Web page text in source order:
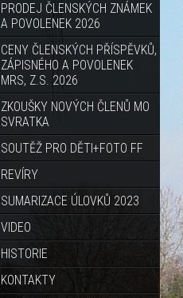
PRODEJ ČLENSKÝCH ZNÁMEK
A POVOLENEK 2026
CENY ČLENSKÝCH PŘÍSPĚVKŮ,
ZÁPISNÉHO A POVOLENEK
MRS, Z.S. 2026
ZKOUŠKY NOVÝCH ČLENŮ MO
SVRATKA
SOUTĚŽ PRO DĚTI+FOTO FF
REVÍRY
SUMARIZACE ÚLOVKŮ 2023
VIDEO
HISTORIE
KONTAKTY